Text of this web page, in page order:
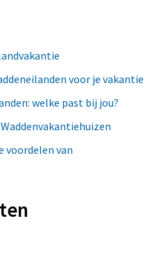
voor je vakantie
welke past bij jou?
voordelen van